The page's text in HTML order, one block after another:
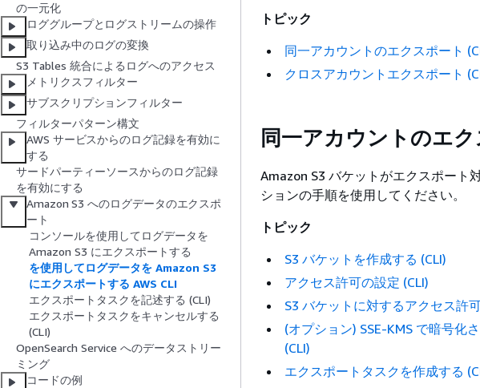
の一元化
ロググループとログストリームの操作
取り込み中のログの変換
S3 Tables 統合によるログへのアクセス
メトリクスフィルター
サブスクリプションフィルター
フィルターパターン構文
AWS サービスからのログ記録を有効に
する
サードパーティーソースからのログ記録
を有効にする
Amazon S3 へのログデータのエクスポ
ート
コンソールを使用してログデータを
Amazon S3 にエクスポートする
を使用してログデータを Amazon S3
にエクスポートする AWS CLI
エクスポートタスクを記述する (CLI)
エクスポートタスクをキャンセルする
(CLI)
OpenSearch Service へのデータストリー
ミング
コードの例
トピック
同一アカウントのエクスポート
クロスアカウントエクスポート
同一アカウントのエ
Amazon S3 バケットがエクスポート
ションの手順を使用してください。
トピック
S3 バケットを作成する (CLI)
アクセス許可の設定 (CLI)
S3 バケットに対するアクセス許
(オプション) SSE-KMS で暗号化
(CLI)
エクスポートタスクを作成する